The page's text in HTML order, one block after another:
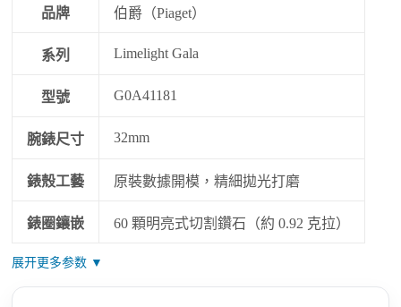
品牌 伯爵（Piaget）
系列 Limelight Gala
型號 G0A41181
腕錶尺寸 32mm
錶殼工藝 原裝數據開模，精細拋光打磨
錶圈鑲嵌 60 顆明亮式切割鑽石（約 0.92 克拉）
展开更多参数 ▼